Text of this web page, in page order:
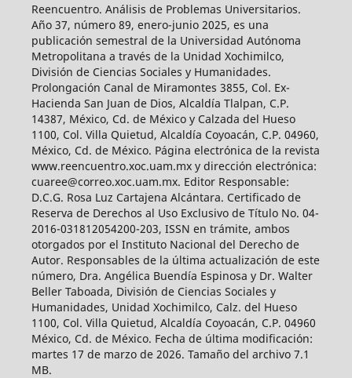
Reencuentro. Análisis de Problemas Universitarios.
Año 37, número 89, enero-junio 2025, es una
publicación semestral de la Universidad Autónoma
Metropolitana a través de la Unidad Xochimilco,
División de Ciencias Sociales y Humanidades.
Prolongación Canal de Miramontes 3855, Col. Ex-
Hacienda San Juan de Dios, Alcaldía Tlalpan, C.P.
14387, México, Cd. de México y Calzada del Hueso
1100, Col. Villa Quietud, Alcaldía Coyoacán, C.P. 04960,
México, Cd. de México. Página electrónica de la revista
www.reencuentro.xoc.uam.mx y dirección electrónica:
cuaree@correo.xoc.uam.mx. Editor Responsable:
D.C.G. Rosa Luz Cartajena Alcántara. Certificado de
Reserva de Derechos al Uso Exclusivo de Título No. 04-
2016-031812054200-203, ISSN en trámite, ambos
otorgados por el Instituto Nacional del Derecho de
Autor. Responsables de la última actualización de este
número, Dra. Angélica Buendía Espinosa y Dr. Walter
Beller Taboada, División de Ciencias Sociales y
Humanidades, Unidad Xochimilco, Calz. del Hueso
1100, Col. Villa Quietud, Alcaldía Coyoacán, C.P. 04960
México, Cd. de México. Fecha de última modificación:
martes 17 de marzo de 2026. Tamaño del archivo 7.1
MB.